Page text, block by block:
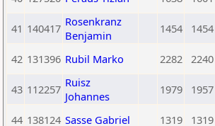
41 140417 Rosenkranz
Benjamin
1454 1454
42 131396 Rubil Marko 2282 2240
43 112257 Ruisz
Johannes
1979 1957
44 138124 Sasse Gabriel 1319 1319